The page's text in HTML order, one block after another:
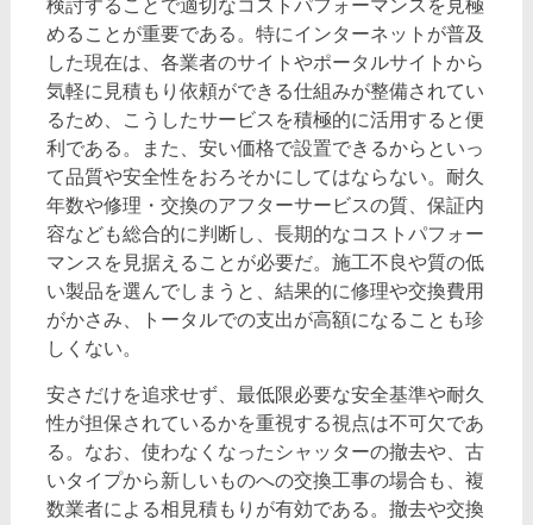
検討することで適切なコストパフォーマンスを見極
めることが重要である。特にインターネットが普及
した現在は、各業者のサイトやポータルサイトから
気軽に見積もり依頼ができる仕組みが整備されてい
るため、こうしたサービスを積極的に活用すると便
利である。また、安い価格で設置できるからといっ
て品質や安全性をおろそかにしてはならない。耐久
年数や修理・交換のアフターサービスの質、保証内
容なども総合的に判断し、長期的なコストパフォー
マンスを見据えることが必要だ。施工不良や質の低
い製品を選んでしまうと、結果的に修理や交換費用
がかさみ、トータルでの支出が高額になることも珍
しくない。
安さだけを追求せず、最低限必要な安全基準や耐久
性が担保されているかを重視する視点は不可欠であ
る。なお、使わなくなったシャッターの撤去や、古
いタイプから新しいものへの交換工事の場合も、複
数業者による相見積もりが有効である。撤去や交換